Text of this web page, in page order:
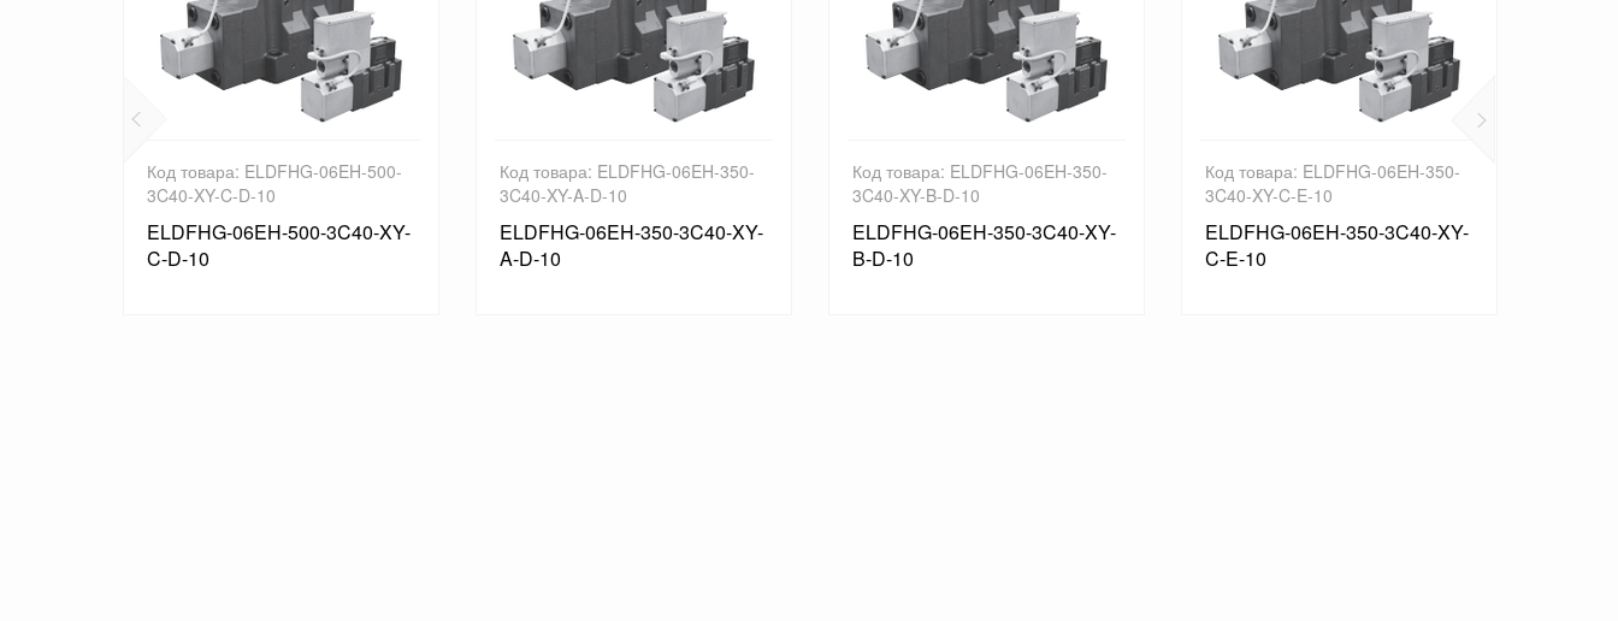
Код товара: ELDFHG-06EH-500-
3C40-XY-C-D-10
ELDFHG-06EH-500-3C40-XY-
Код товара: ELDFHG-06EH-350-
3C40-XY-A-D-10
ELDFHG-06EH-350-3C40-XY-
Код товара: ELDFHG-06EH-350-
3C40-XY-B-D-10
ELDFHG-06EH-350-3C40-XY-
Код товара: ELDFHG-06EH-350-
3C40-XY-C-E-10
ELDFHG-06EH-350-3C40-XY-
ELDFHG-06EH-